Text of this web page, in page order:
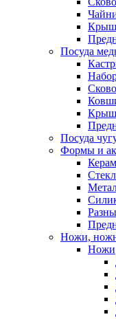
Посуда
Посуда
Формы и
Ножи,
Ножи